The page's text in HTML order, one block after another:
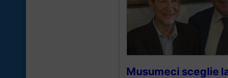
Musumeci sceglie